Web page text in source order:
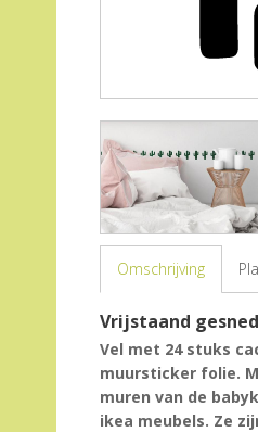
Omschrijving
Vrijstaand
Vel met 24 stuks
muursticker folie.
muren van de
ikea meubels. Ze